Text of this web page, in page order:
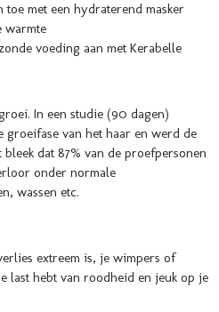
met een hydraterend masker
warmte
voeding aan met Kerabelle
In een studie (90 dagen)
groeifase van het haar en werd de
dat 87% van de proefpersonen
onder normale
wassen etc.
extreem is, je wimpers of
last hebt van roodheid en jeuk op je